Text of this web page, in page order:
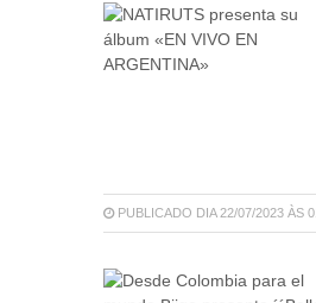
PUBLICADO DIA 22/07/2023 ÀS